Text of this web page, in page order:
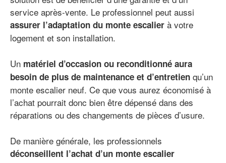
service après-vente. Le professionnel peut aussi
assurer l’adaptation du monte escalier à votre
logement et son installation.
Un matériel d’occasion ou reconditionné aura
besoin de plus de maintenance et d’entretien qu’un
monte escalier neuf. Ce que vous aurez économisé à
l’achat pourrait donc bien être dépensé dans des
réparations ou des changements de pièces d’usure.
De manière générale, les professionnels
déconseillent l’achat d’un monte escalier